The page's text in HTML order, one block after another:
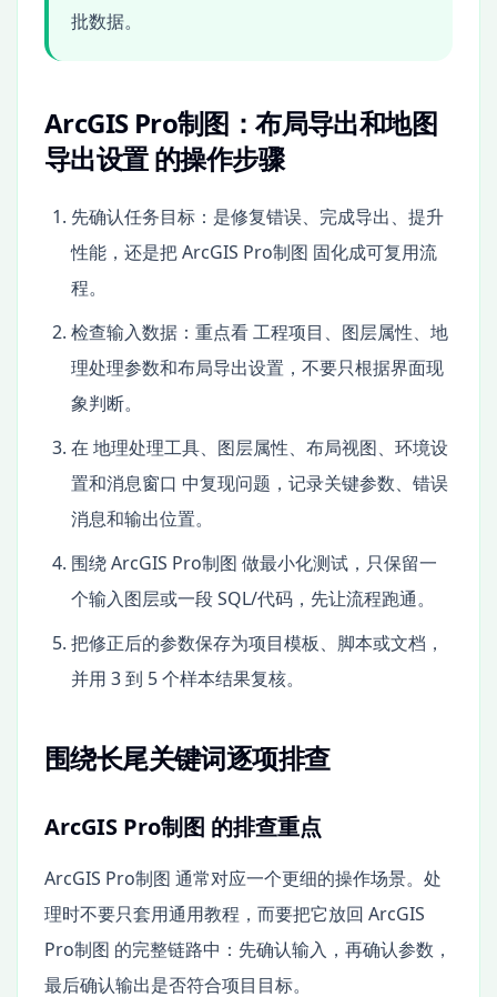
批数据。
ArcGIS Pro制图：布局导出和地图
导出设置 的操作步骤
先确认任务目标：是修复错误、完成导出、提升
性能，还是把 ArcGIS Pro制图 固化成可复用流
程。
检查输入数据：重点看 工程项目、图层属性、地
理处理参数和布局导出设置，不要只根据界面现
象判断。
在 地理处理工具、图层属性、布局视图、环境设
置和消息窗口 中复现问题，记录关键参数、错误
消息和输出位置。
围绕 ArcGIS Pro制图 做最小化测试，只保留一
个输入图层或一段 SQL/代码，先让流程跑通。
把修正后的参数保存为项目模板、脚本或文档，
并用 3 到 5 个样本结果复核。
围绕长尾关键词逐项排查
ArcGIS Pro制图 的排查重点
ArcGIS Pro制图 通常对应一个更细的操作场景。处
理时不要只套用通用教程，而要把它放回 ArcGIS
Pro制图 的完整链路中：先确认输入，再确认参数，
最后确认输出是否符合项目目标。